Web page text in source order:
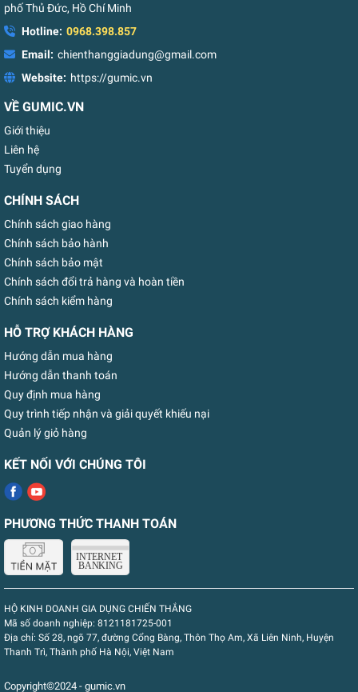
phố Thủ Đức, Hồ Chí Minh
Hotline: 0968.398.857
Email: chienthanggiadung@gmail.com
Website: https://gumic.vn
VỀ GUMIC.VN
Giới thiệu
Liên hệ
Tuyển dụng
CHÍNH SÁCH
Chính sách giao hàng
Chính sách bảo hành
Chính sách bảo mật
Chính sách đổi trả hàng và hoàn tiền
Chính sách kiểm hàng
HỖ TRỢ KHÁCH HÀNG
Hướng dẫn mua hàng
Hướng dẫn thanh toán
Quy định mua hàng
Quy trình tiếp nhận và giải quyết khiếu nại
Quản lý giỏ hàng
KẾT NỐI VỚI CHÚNG TÔI
PHƯƠNG THỨC THANH TOÁN
HỘ KINH DOANH GIA DỤNG CHIẾN THẮNG
Mã số doanh nghiệp: 8121181725-001
Địa chỉ: Số 28, ngõ 77, đường Cổng Bàng, Thôn Thọ Am, Xã Liên Ninh, Huyện
Thanh Trì, Thành phố Hà Nội, Việt Nam
Copyright©2024 - gumic.vn